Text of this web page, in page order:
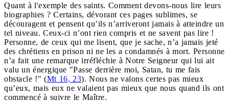
Quant à l'exemple des saints. Comment devons-nous lire leurs
biographies ? Certains, dévorant ces pages sublimes, se
découragent et pensent qu’ils n’arriveront jamais à atteindre un
tel niveau. Ceux-ci n’ont rien compris et ne savent pas lire !
Personne, de ceux qui me lisent, que je sache, n’a jamais jeté
des chrétiens en prison ni ne les a condamnés à mort. Personne
n’a fait une remarque irréfléchie à Notre Seigneur qui lui ait
valu un énergique "Passe derrière moi, Satan, tu me fais
obstacle !" (Mt 16, 23). Nous ne valons certes pas mieux
qu’eux, mais eux ne valaient pas mieux que nous quand ils ont
commencé à suivre le Maître.